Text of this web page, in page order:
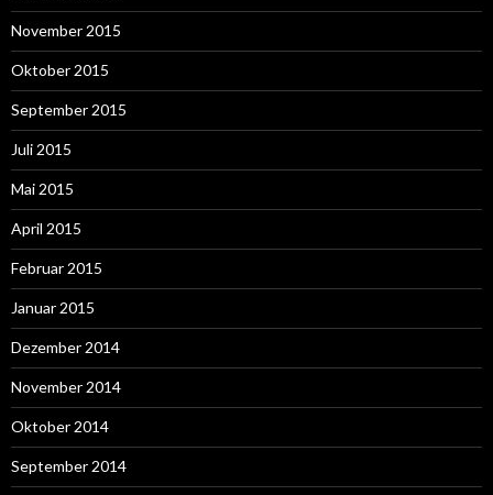
November 2015
Oktober 2015
September 2015
Juli 2015
Mai 2015
April 2015
Februar 2015
Januar 2015
Dezember 2014
November 2014
Oktober 2014
September 2014